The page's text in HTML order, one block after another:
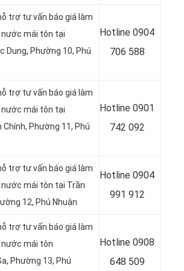
trợ tư vấn báo giá làm
mái tôn tại
Dung, Phường 10, Phú
Hotline 0904
706 588
trợ tư vấn báo giá làm
mái tôn tại
Chính, Phường 11, Phú
Hotline 0901
742 092
trợ tư vấn báo giá làm
mái tôn tại Trần
12, Phú Nhuận
Hotline 0904
991 912
trợ tư vấn báo giá làm
mái tôn
Phường 13, Phú
Hotline 0908
648 509